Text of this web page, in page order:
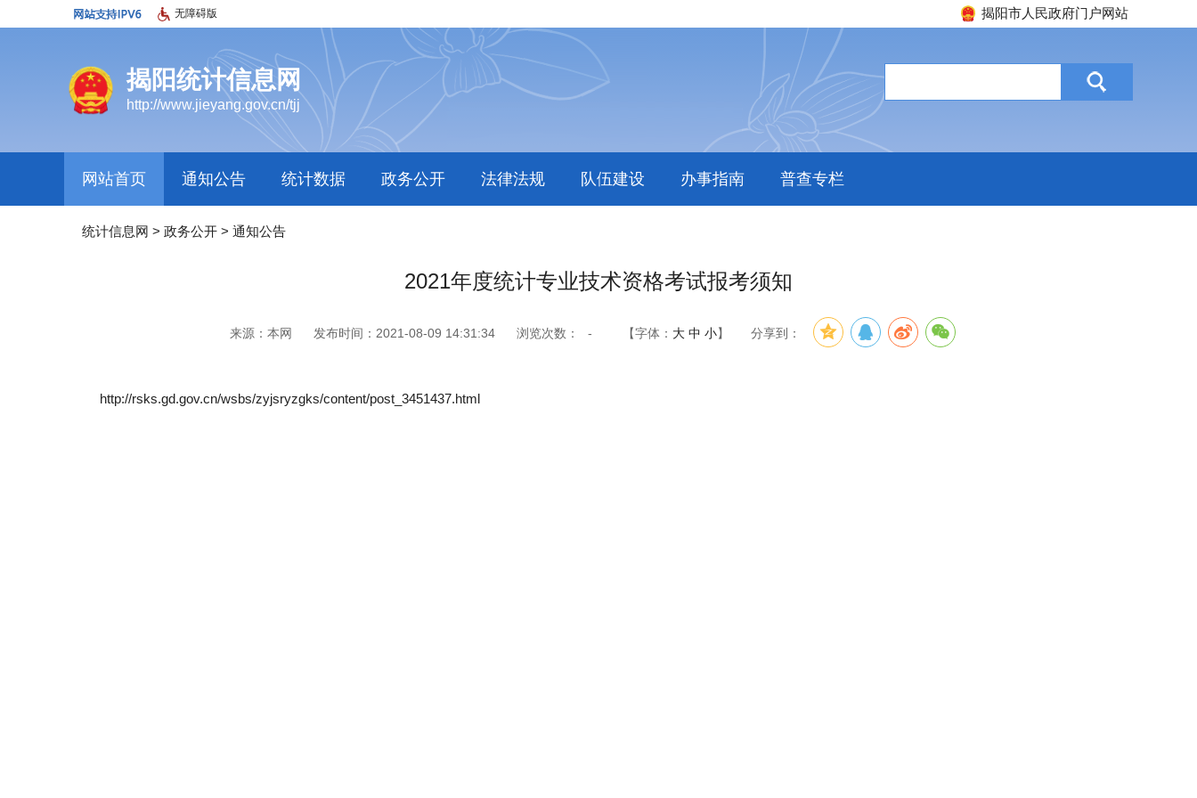
无障碍版 揭阳市人民政府门户网站
揭阳统计信息网
http://www.jieyang.gov.cn/tjj
网站首页 通知公告 统计数据 政务公开 法律法规 队伍建设 办事指南 普查专栏
统计信息网 > 政务公开 > 通知公告
2021年度统计专业技术资格考试报考须知
来源：本网 发布时间：2021-08-09 14:31:34 浏览次数： - 【字体： 大 中 小】 分享到：
http://rsks.gd.gov.cn/wsbs/zyjsryzgks/content/post_3451437.html